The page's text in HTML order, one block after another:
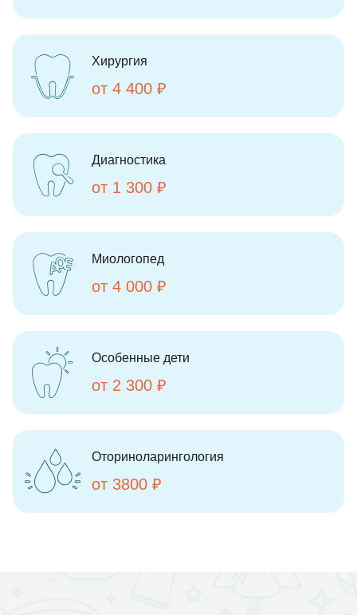
Хирургия
от 4 400 ₽
Диагностика
от 1 300 ₽
Миологопед
от 4 000 ₽
Особенные дети
от 2 300 ₽
Оториноларингология
от 3800 ₽